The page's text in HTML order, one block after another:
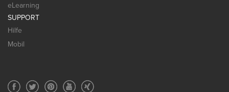
eLearning
SUPPORT
Hilfe
Mobil